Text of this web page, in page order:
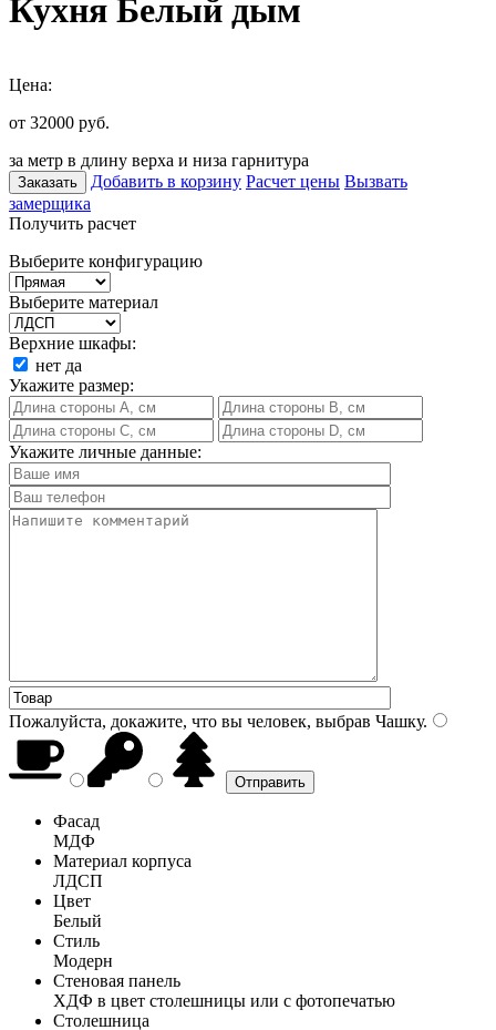
Кухня Белый дым
Цена:
от 32000 руб.
за метр в длину верха и низа гарнитура
Заказать Добавить в корзину Расчет цены Вызвать
замерщика
Получить расчет
Выберите конфигурацию
Выберите материал
Верхние шкафы:
нет да
Укажите размер:
Укажите личные данные:
Пожалуйста, докажите, что вы человек, выбрав Чашку.
Фасад
МДФ
Материал корпуса
ЛДСП
Цвет
Белый
Стиль
Модерн
Стеновая панель
ХДФ в цвет столешницы или с фотопечатью
Столешница